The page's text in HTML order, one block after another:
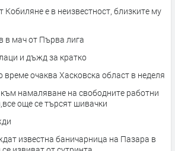
е в неизвестност, близките му
в мач от Първа лига
и дъжд за кратко
време очаква Хасковска област в неделя
намаляване на свободните работни
още се търсят шивачки
известна баничарница на Пазара в